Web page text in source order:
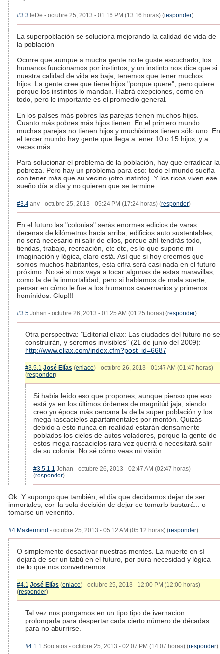
#3.3 feDe - octubre 25, 2013 - 01:16 PM (13:16 horas) (responder)
La superpoblación se soluciona mejorando la calidad de vida de
la población.
Ocurre que aunque a mucha gente no le guste escucharlo, los
humanos funcionamos por instintos, y un instinto nos dice que si
nuestra calidad de vida es baja, tenemos que tener muchos
hijos. La gente cree que tiene hijos "porque quere", pero quiere
porque los instintos lo mandan. Habrá exepciones, como en
todo, pero lo importante es el promedio general.
En los países más pobres las parejas tienen muchos hijos.
Cuanto más pobres más hijos tienen. En el primero mundo
muchas parejas no tienen hijos y muchísimas tienen sólo uno. En
el tercer mundo hay gente que llega a tener 10 o 15 hijos, y a
veces más.
Para solucionar el problema de la población, hay que erradicar la
pobreza. Pero hay un problema para eso: todo el mundo sueña
con tener más que su vecino (otro instinto). Y los ricos viven ese
sueño día a día y no quieren que se termine.
#3.4 anv - octubre 25, 2013 - 05:24 PM (17:24 horas) (responder)
En el futuro las "colonias" serás enormes edicios de varas
decenas de kilómetros hacia arriba, edificios auto sustentables,
no será necesario ni salir de ellos, porque ahí tendrás todo,
tiendas, trabajo, recreación, etc etc, es lo que supone mi
imaginación y lógica, claro está. Así que si hoy creemos que
somos muchos habitantes, esta cifra será casi nada en el futuro
próximo. No sé si nos vaya a tocar algunas de estas maravillas,
como la de la inmortalidad, pero si hablamos de mala suerte,
pensar en cómo le fue a los humanos cavernarios y primeros
homínidos. Glup!!!
#3.5 Johan - octubre 26, 2013 - 01:25 AM (01:25 horas) (responder)
Otra perspectiva: "Editorial eliax: Las ciudades del futuro no se
construirán, y seremos invisibles" (21 de junio del 2009):
http://www.eliax.com/index.cfm?post_id=6687
#3.5.1 José Elías (enlace) - octubre 26, 2013 - 01:47 AM (01:47 horas)
(responder)
Si había leído eso que propones, aunque pienso que eso
está ya en los últimos órdenes de magnitúd jaja, siendo
creo yo época más cercana la de la super población y los
mega rascacielos apartamentales por montón. Quizás
debido a esto nunca en realidad estarán densamente
poblados los cielos de autos voladores, porque la gente de
estos mega rascacielos rara vez querrá o necesitará salir
de su colonia. No sé cómo veas mi visión.
#3.5.1.1 Johan - octubre 26, 2013 - 02:47 AM (02:47 horas)
(responder)
Ok. Y supongo que también, el día que decidamos dejar de ser
inmortales, con la sola decisión de dejar de tomarlo bastará... o
tomarse un venenito.
#4 Maxtermind - octubre 25, 2013 - 05:12 AM (05:12 horas) (responder)
O simplemente desactivar nuestras mentes. La muerte en sí
dejará de ser un tabú en el futuro, por pura necesidad y lógica
de lo que nos convertiremos.
#4.1 José Elías (enlace) - octubre 25, 2013 - 12:00 PM (12:00 horas)
(responder)
Tal vez nos pongamos en un tipo tipo de ivernacion
prolongada para despertar cada cierto número de décadas
para no aburrirse..
#4.1.1 Sordatos - octubre 25, 2013 - 02:07 PM (14:07 horas) (responder)